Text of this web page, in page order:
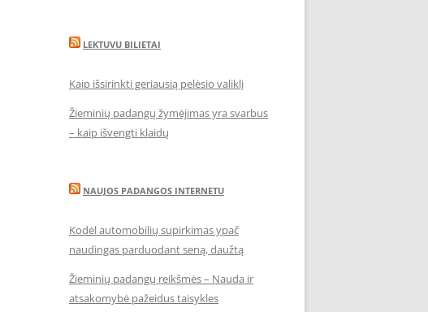
LEKTUVU BILIETAI
Kaip išsirinkti geriausią pelėsio valiklį
Žieminių padangų žymėjimas yra svarbus
– kaip išvengti klaidų
NAUJOS PADANGOS INTERNETU
Kodėl automobilių supirkimas ypač
naudingas parduodant seną, daužtą
Žieminių padangų reikšmės – Nauda ir
atsakomybė pažeidus taisykles